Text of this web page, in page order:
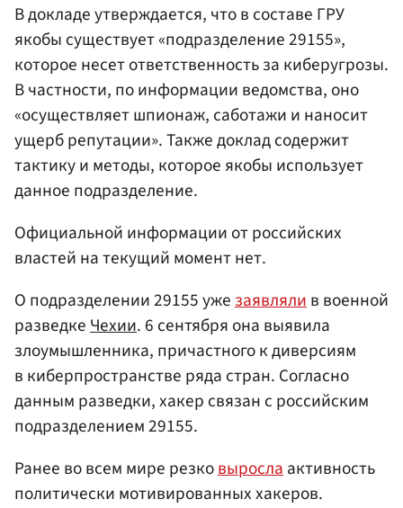
В докладе утверждается, что в составе ГРУ
якобы существует «подразделение 29155»,
которое несет ответственность за киберугрозы.
В частности, по информации ведомства, оно
«осуществляет шпионаж, саботажи и наносит
ущерб репутации». Также доклад содержит
тактику и методы, которое якобы использует
данное подразделение.
Официальной информации от российских
властей на текущий момент нет.
О подразделении 29155 ужезаявлялив военной
разведкеЧехии. 6 сентября она выявила
злоумышленника, причастного к диверсиям
в киберпространстве ряда стран. Согласно
данным разведки, хакер связан с российским
подразделением 29155.
Ранее во всем мире резковырослаактивность
политически мотивированных хакеров.